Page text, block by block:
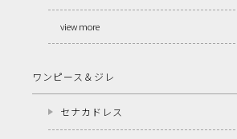
view more
ワンピース＆ジレ
セナカドレス